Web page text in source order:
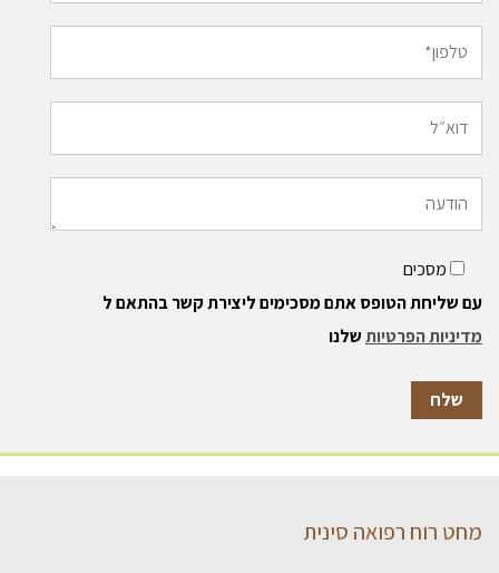
מסכים
עם שליחת הטופס אתם מסכימים ליצירת קשר בהתאם ל
מדיניות הפרטיותשלנו
מחט רוח רפואה סינית